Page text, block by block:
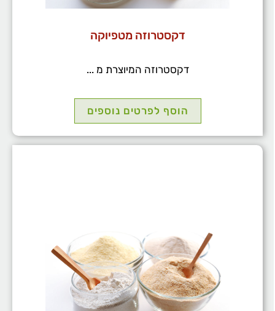
דקסטרוזה מטפיוקה
דקסטרוזה המיוצרת מ ...
הוסף לפרטים נוספים